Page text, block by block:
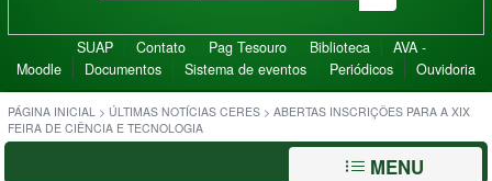
SUAP Contato Pag Tesouro Biblioteca
AVA -
Moodle
Documentos Sistema de eventos Periódicos Ouvidoria
PÁGINA INICIAL > ÚLTIMAS NOTÍCIAS CERES > ABERTAS INSCRIÇÕES PARA A XIX
FEIRA DE CIÊNCIA E TECNOLOGIA
MENU